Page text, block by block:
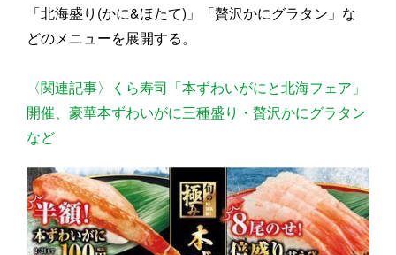
「北海盛り(かに&ほたて)」「贅沢かにグラタン」な
どのメニューを展開する。
〈関連記事〉くら寿司「本ずわいがにと北海フェア」
開催、豪華本ずわいがに三種盛り・贅沢かにグラタン
など